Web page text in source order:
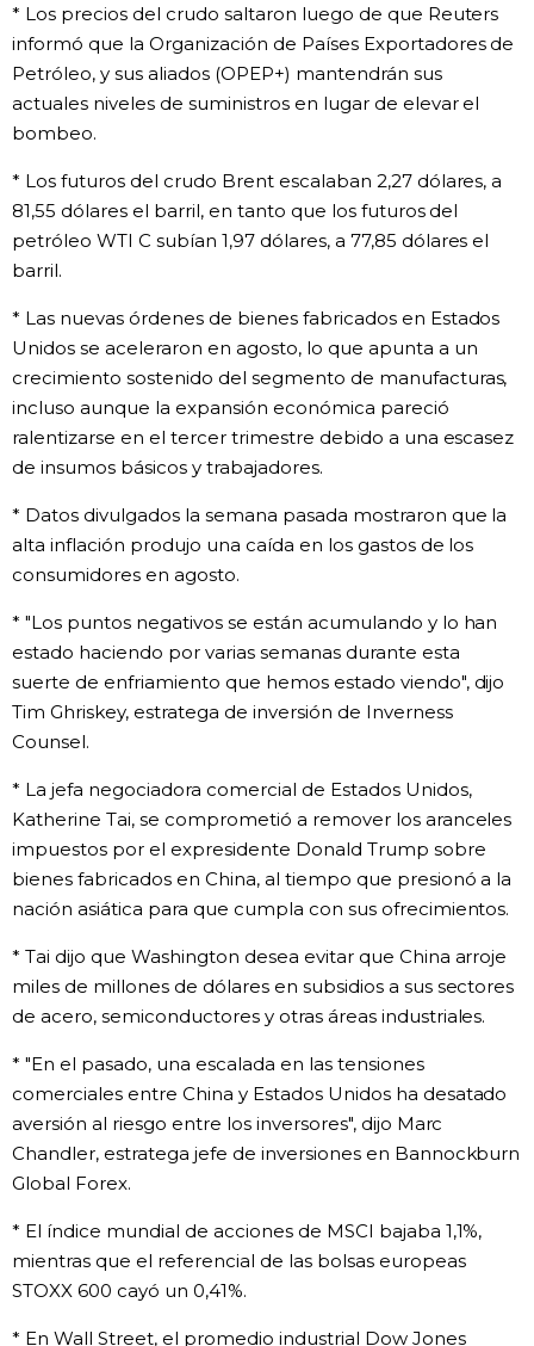
* Los precios del crudo saltaron luego de que Reuters
informó que la Organización de Países Exportadores de
Petróleo, y sus aliados (OPEP+) mantendrán sus
actuales niveles de suministros en lugar de elevar el
bombeo.
* Los futuros del crudo Brent escalaban 2,27 dólares, a
81,55 dólares el barril, en tanto que los futuros del
petróleo WTI C subían 1,97 dólares, a 77,85 dólares el
barril.
* Las nuevas órdenes de bienes fabricados en Estados
Unidos se aceleraron en agosto, lo que apunta a un
crecimiento sostenido del segmento de manufacturas,
incluso aunque la expansión económica pareció
ralentizarse en el tercer trimestre debido a una escasez
de insumos básicos y trabajadores.
* Datos divulgados la semana pasada mostraron que la
alta inflación produjo una caída en los gastos de los
consumidores en agosto.
* "Los puntos negativos se están acumulando y lo han
estado haciendo por varias semanas durante esta
suerte de enfriamiento que hemos estado viendo", dijo
Tim Ghriskey, estratega de inversión de Inverness
Counsel.
* La jefa negociadora comercial de Estados Unidos,
Katherine Tai, se comprometió a remover los aranceles
impuestos por el expresidente Donald Trump sobre
bienes fabricados en China, al tiempo que presionó a la
nación asiática para que cumpla con sus ofrecimientos.
* Tai dijo que Washington desea evitar que China arroje
miles de millones de dólares en subsidios a sus sectores
de acero, semiconductores y otras áreas industriales.
* "En el pasado, una escalada en las tensiones
comerciales entre China y Estados Unidos ha desatado
aversión al riesgo entre los inversores", dijo Marc
Chandler, estratega jefe de inversiones en Bannockburn
Global Forex.
* El índice mundial de acciones de MSCI bajaba 1,1%,
mientras que el referencial de las bolsas europeas
STOXX 600 cayó un 0,41%.
* En Wall Street, el promedio industrial Dow Jones